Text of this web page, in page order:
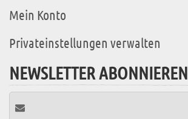
Mein Konto
Privateinstellungen verwalten
NEWSLETTER ABONNIEREN